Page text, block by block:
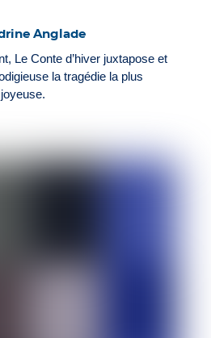
Anglade
Le Conte d’hiver juxtapose et
la tragédie la plus